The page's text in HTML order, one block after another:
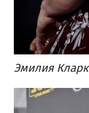
Эмилия Кларк